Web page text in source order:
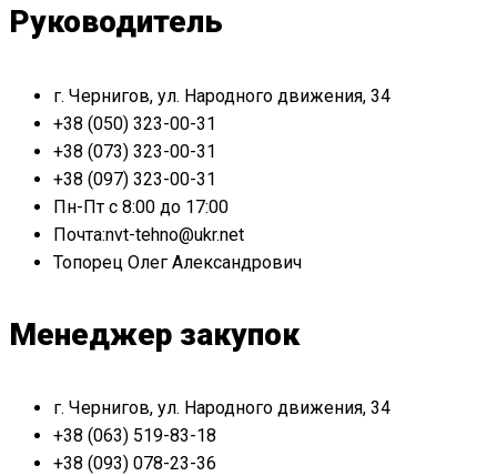
Руководитель
г. Чернигов, ул. Народного движения, 34
+38 (050) 323-00-31
+38 (073) 323-00-31
+38 (097) 323-00-31
Пн-Пт с 8:00 до 17:00
Почта:nvt-tehno@ukr.net
Топорец Олег Александрович
Менеджер закупок
г. Чернигов, ул. Народного движения, 34
+38 (063) 519-83-18
+38 (093) 078-23-36